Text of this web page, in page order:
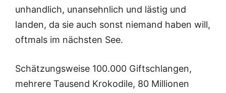
unhandlich, unansehnlich und lästig und
landen, da sie auch sonst niemand haben will,
oftmals im nächsten See.
Schätzungsweise 100.000 Giftschlangen,
mehrere Tausend Krokodile, 80 Millionen